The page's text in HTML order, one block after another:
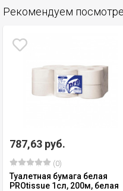
Рекомендуем
787,63 руб.
(0)
Туалетная бумага белая
PROtissue 1сл, 200м, белая